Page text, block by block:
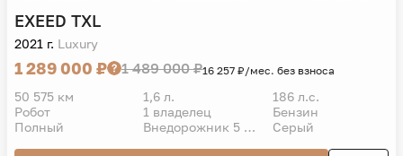
EXEED TXL
2021 г. Luxury
1 289 000 ₽ 1 489 000 ₽16 257 ₽/мес. без взноса
50 575 км 1,6 л.
186 л.с.
Робот
1 владелец
Бензин
Полный
Внедорожник 5 дв. Серый